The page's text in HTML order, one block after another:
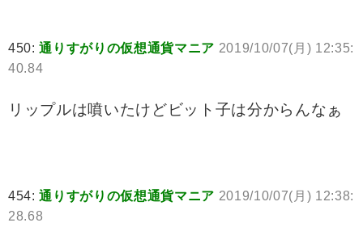
450:通りすがりの仮想通貨マニア 2019/10/07(月) 12:35:
40.84
リップルは噴いたけどビット子は分からんなぁ
454:通りすがりの仮想通貨マニア 2019/10/07(月) 12:38:
28.68